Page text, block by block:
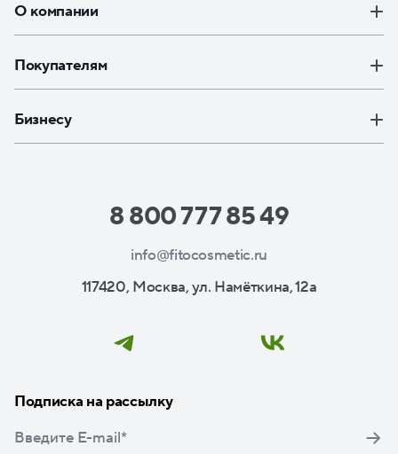
О компании
Покупателям
Бизнесу
8 800 777 85 49
info@fitocosmetic.ru
117420, Москва, ул. Намёткина, 12а
Подписка на рассылку